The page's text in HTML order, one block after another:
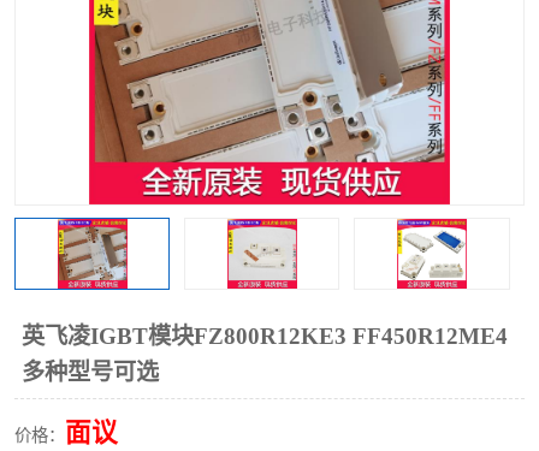
英飞凌IGBT模块FZ800R12KE3 FF450R12ME4
多种型号可选
价格： 面议